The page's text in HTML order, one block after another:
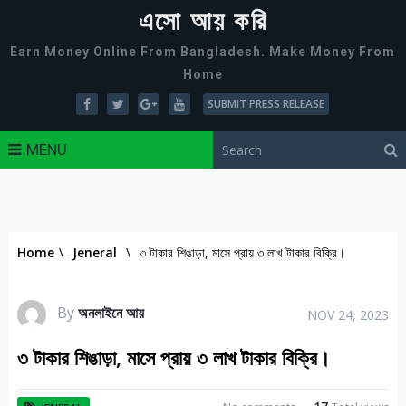
এসো আয় করি
Earn Money Online From Bangladesh. Make Money From
Home
SUBMIT PRESS RELEASE
MENU
Home \ Jeneral \ ৩ টাকার শিঙাড়া, মাসে প্রায় ৩ লাখ টাকার বিক্রি।
Byঅনলাইনে আয় NOV 24, 2023
৩ টাকার শিঙাড়া, মাসে প্রায় ৩ লাখ টাকার বিক্রি।